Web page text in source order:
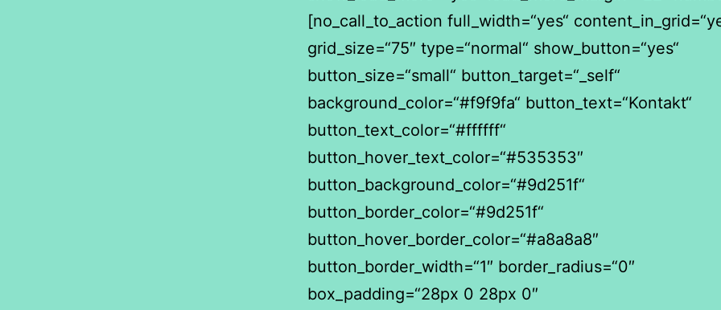
[no_call_to_action full_width=“yes“
grid_size=“75″ type=“normal“ show_button=“yes“
button_size=“small“ button_target=“_self“
background_color=“#f9f9fa“ button_text=“Kontakt“
button_text_color=“#ffffff“
button_hover_text_color=“#535353″
button_background_color=“#9d251f“
button_border_color=“#9d251f“
button_hover_border_color=“#a8a8a8″
button_border_width=“1″ border_radius=“0″
box_padding=“28px 0 28px 0″